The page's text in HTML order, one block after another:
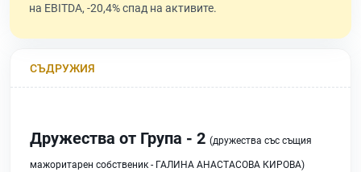
на EBITDA, -20,4% спад на активите.
СЪДРУЖИЯ
Дружества от Група - 2 (дружества със същия
мажоритарен собственик - ГАЛИНА АНАСТАСОВА КИРОВА)